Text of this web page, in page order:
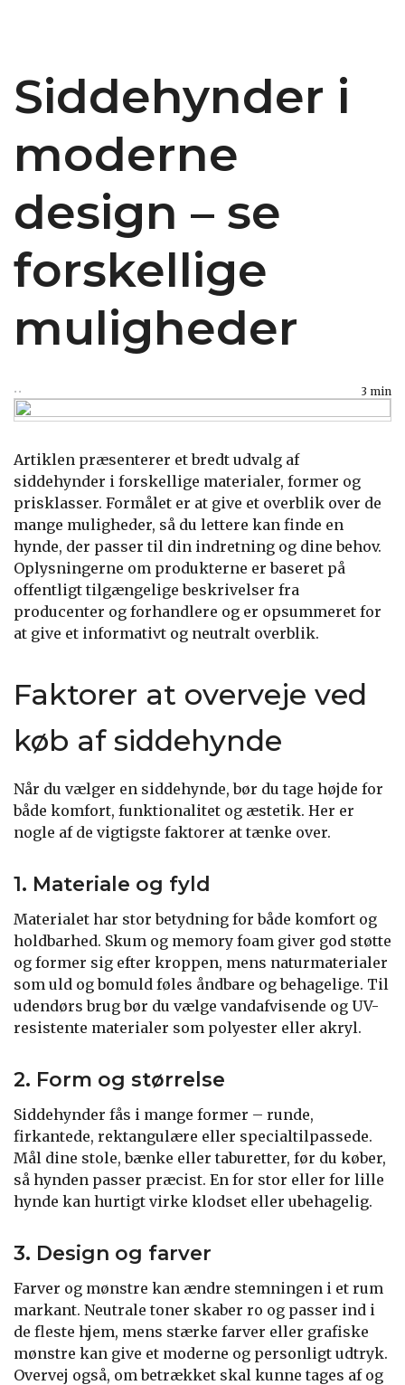
Siddehynder i
moderne
design – se
forskellige
muligheder
3 min
Artiklen præsenterer et bredt udvalg af
siddehynder i forskellige materialer, former og
prisklasser. Formålet er at give et overblik over de
mange muligheder, så du lettere kan finde en
hynde, der passer til din indretning og dine behov.
Oplysningerne om produkterne er baseret på
offentligt tilgængelige beskrivelser fra
producenter og forhandlere og er opsummeret for
at give et informativt og neutralt overblik.
Faktorer at overveje ved
køb af siddehynde
Når du vælger en siddehynde, bør du tage højde for
både komfort, funktionalitet og æstetik. Her er
nogle af de vigtigste faktorer at tænke over.
1. Materiale og fyld
Materialet har stor betydning for både komfort og
holdbarhed. Skum og memory foam giver god støtte
og former sig efter kroppen, mens naturmaterialer
som uld og bomuld føles åndbare og behagelige. Til
udendørs brug bør du vælge vandafvisende og UV-
resistente materialer som polyester eller akryl.
2. Form og størrelse
Siddehynder fås i mange former – runde,
firkantede, rektangulære eller specialtilpassede.
Mål dine stole, bænke eller taburetter, før du køber,
så hynden passer præcist. En for stor eller for lille
hynde kan hurtigt virke klodset eller ubehagelig.
3. Design og farver
Farver og mønstre kan ændre stemningen i et rum
markant. Neutrale toner skaber ro og passer ind i
de fleste hjem, mens stærke farver eller grafiske
mønstre kan give et moderne og personligt udtryk.
Overvej også, om betrækket skal kunne tages af og